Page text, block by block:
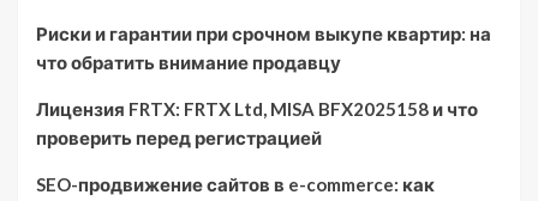
Риски и гарантии при срочном выкупе квартир: на
что обратить внимание продавцу
Лицензия FRTX: FRTX Ltd, MISA BFX2025158 и что
проверить перед регистрацией
SEO-продвижение сайтов в e-commerce: как